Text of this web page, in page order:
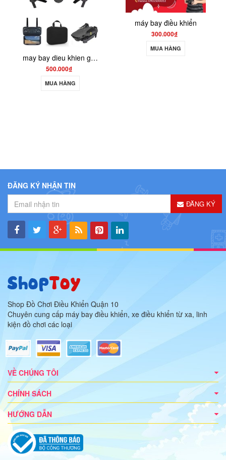
may bay dieu khien gia re 801
500.000₫
MUA HÀNG
máy bay điều khiển
300.000₫
MUA HÀNG
ĐĂNG KÝ NHẬN TIN
ĐĂNG KÝ
Shop Đồ Chơi Điều Khiển Quận 10
Chuyên cung cấp máy bay điều khiển, xe điều khiển từ xa, linh
kiện đồ chơi các loại
VỀ CHÚNG TÔI
CHÍNH SÁCH
HƯỚNG DẪN